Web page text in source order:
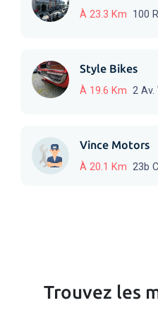
À 23.3 Km 100
Style Bikes
À 19.6 Km 2 Av.
Vince Motors
À 20.1 Km 23b
Trouvez les